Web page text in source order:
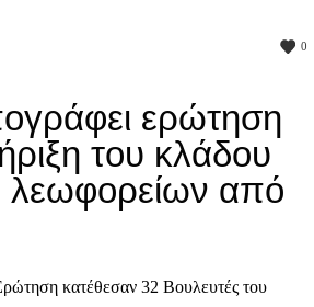
0
ερώτηση
του κλάδου
λεωφορείων από
κατέθεσαν 32 Βουλευτές του